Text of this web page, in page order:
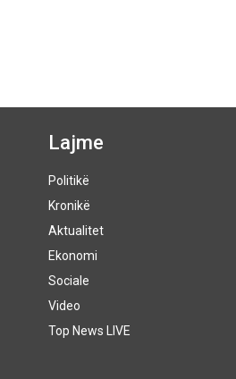
Lajme
Politikë
Kronikë
Aktualitet
Ekonomi
Sociale
Video
Top News LIVE